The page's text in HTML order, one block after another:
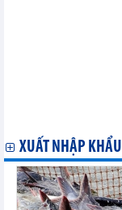
XUẤT NHẬP KHẨU